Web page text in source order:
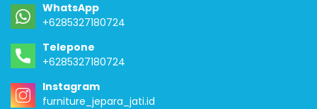
WhatsApp
+6285327180724
Telepone
+6285327180724
Instagram
furniture_jepara_jati.id